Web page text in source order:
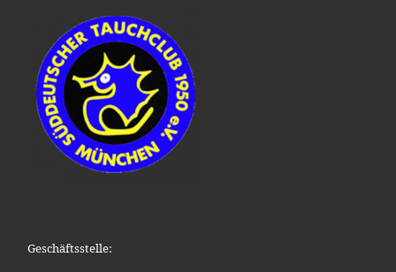
Geschäftsstelle: